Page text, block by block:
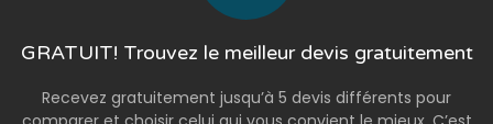
GRATUIT! Trouvez le meilleur devis gratuitement
Recevez gratuitement jusqu’à 5 devis différents pour